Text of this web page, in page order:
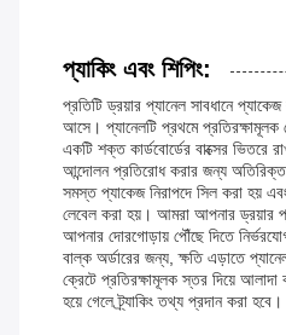
প্যাকিং এবং শিপিং:
প্রতিটি ড্রয়ার প্যানেল সাবধানে
আসে। প্যানেলটি প্রথমে
একটি শক্ত কার্ডবোর্ডের বাক্সের ভিতরে
আন্দোলন প্রতিরোধ করার জন্য
সমস্ত প্যাকেজ নিরাপদে সিল করা হয় এবং
লেবেল করা হয়। আমরা আপনার ড্রয়ার
আপনার দোরগোড়ায় পৌঁছে দিতে
বাল্ক অর্ডারের জন্য, ক্ষতি এড়াতে
ক্রেটে প্রতিরক্ষামূলক স্তর দিয়ে
হয়ে গেলে ট্র্যাকিং তথ্য প্রদান করা হবে।